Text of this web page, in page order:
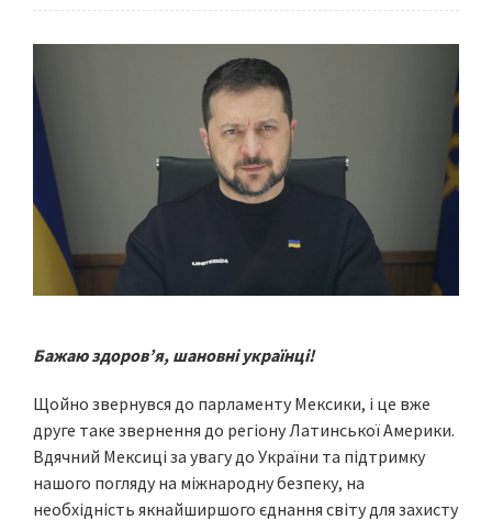
Бажаю здоровʼя, шановні українці!
Щойно звернувся до парламенту Мексики, і це вже
друге таке звернення до регіону Латинської Америки.
Вдячний Мексиці за увагу до України та підтримку
нашого погляду на міжнародну безпеку, на
необхідність якнайширшого єднання світу для захисту